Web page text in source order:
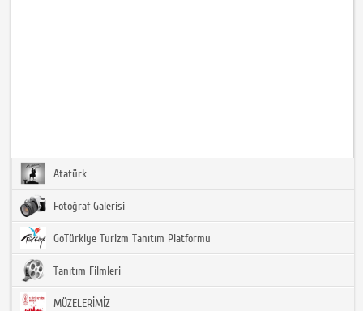
Atatürk
Fotoğraf Galerisi
GoTürkiye Turizm Tanıtım Platformu
Tanıtım Filmleri
MÜZELERİMİZ